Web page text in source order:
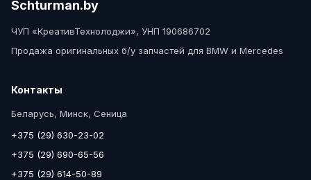
Schturman.by
ЧУП «КреативТехнолоджи», УНП 190686702
Продажа оригинальных б/у запчастей для BMW и Mercedes
Контакты
Беларусь, Минск, Сеница
+375 (29) 630-23-02
+375 (29) 690-65-56
+375 (29) 614-50-89